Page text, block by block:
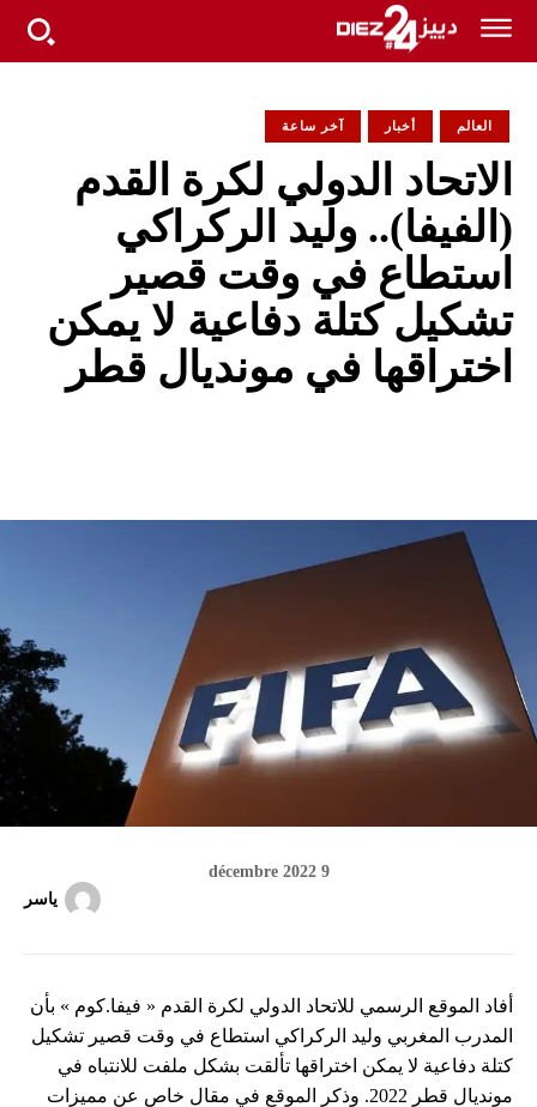
آخر ساعة أخبار العالم
الاتحاد الدولي لكرة القدم
(الفيفا).. وليد الركراكي
استطاع في وقت قصير
تشكيل كتلة دفاعية لا يمكن
اختراقها في مونديال قطر
9 décembre 2022
ياسر
أفاد الموقع الرسمي للاتحاد الدولي لكرة القدم « فيفا.كوم » بأن
المدرب المغربي وليد الركراكي استطاع في وقت قصير تشكيل
كتلة دفاعية لا يمكن اختراقها تألقت بشكل ملفت للانتباه في
مونديال قطر 2022. وذكر الموقع في مقال خاص عن مميزات